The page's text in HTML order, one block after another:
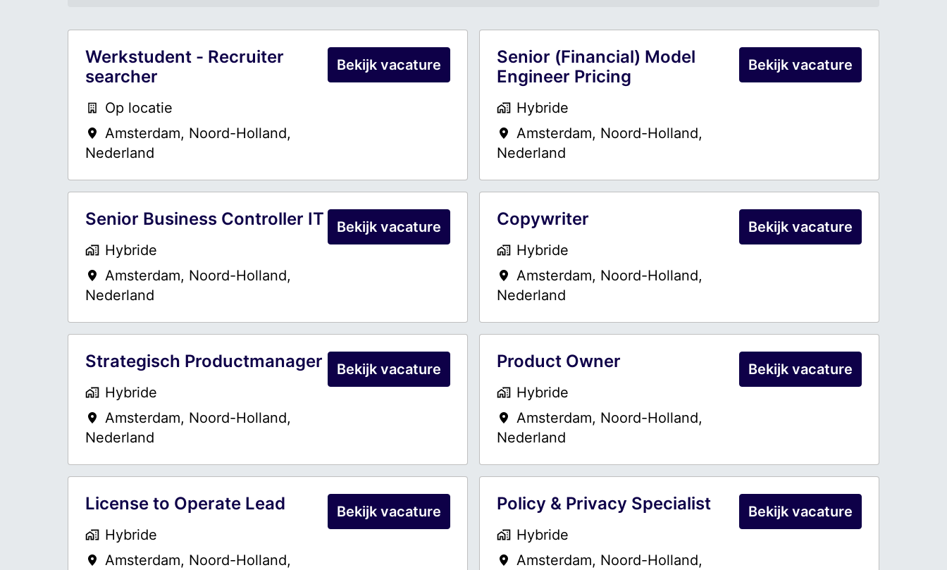
Werkstudent - Recruiter
searcher
Op locatie
Amsterdam, Noord-Holland,
Nederland
Bekijk vacature
Senior (Financial) Model
Engineer Pricing
Hybride
Amsterdam, Noord-Holland,
Nederland
Bekijk vacature
Senior Business Controller IT
Hybride
Amsterdam, Noord-Holland,
Nederland
Bekijk vacature Copywriter
Hybride
Amsterdam, Noord-Holland,
Nederland
Bekijk vacature
Strategisch Productmanager
Hybride
Amsterdam, Noord-Holland,
Nederland
Bekijk vacature Product Owner
Hybride
Amsterdam, Noord-Holland,
Nederland
Bekijk vacature
License to Operate Lead
Hybride
Amsterdam, Noord-Holland,
Bekijk vacature Policy & Privacy Specialist
Hybride
Amsterdam, Noord-Holland,
Bekijk vacature